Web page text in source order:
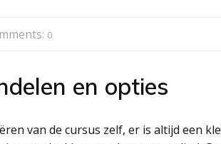
0
en opties
van de cursus zelf, er is altijd een